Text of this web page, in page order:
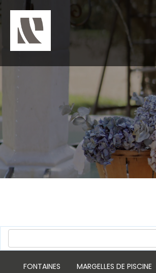
FONTAINES MARGELLES DE PISCINE